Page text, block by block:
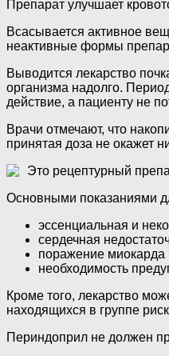
Препарат улучшает
Всасывается активное
неактивные формы
Выводится лекарство
организма надолго.
действие, а пациенту не
Врачи отмечают, что
принятая доза не окажет
Это рецептурный
Основными показаниями
эссенциальная и
сердечная
поражение
необходимость
Кроме того, лекарство
находящихся в группе
Периндоприл не должен